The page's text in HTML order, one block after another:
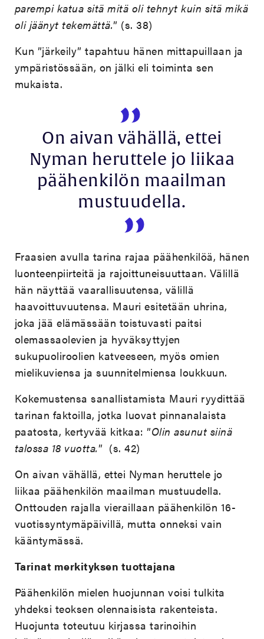
parempi katua sitä mitä oli tehnyt kuin sitä mikä
oli jäänyt tekemättä.” (s. 38)
Kun ”järkeily” tapahtuu hänen mittapuillaan ja
ympäristössään, on jälki eli toiminta sen
mukaista.
On aivan vähällä, ettei
Nyman heruttele jo liikaa
päähenkilön maailman
mustuudella.
Fraasien avulla tarina rajaa päähenkilöä, hänen
luonteenpiirteitä ja rajoittuneisuuttaan. Välillä
hän näyttää vaarallisuutensa, välillä
haavoittuvuutensa. Mauri esitetään uhrina,
joka jää elämässään toistuvasti paitsi
olemassaolevien ja hyväksyttyjen
sukupuoliroolien katveeseen, myös omien
mielikuviensa ja suunnitelmiensa loukkuun.
Kokemustensa sanallistamista Mauri ryydittää
tarinan faktoilla, jotka luovat pinnanalaista
paatosta, kertyvää kitkaa: ”Olin asunut siinä
talossa 18 vuotta.” (s. 42)
On aivan vähällä, ettei Nyman heruttele jo
liikaa päähenkilön maailman mustuudella.
Onttouden rajalla vieraillaan päähenkilön 16-
vuotissyntymäpäivillä, mutta onneksi vain
kääntymässä.
Tarinat merkityksen tuottajana
Päähenkilön mielen huojunnan voisi tulkita
yhdeksi teoksen olennaisista rakenteista.
Huojunta toteutuu kirjassa tarinoihin